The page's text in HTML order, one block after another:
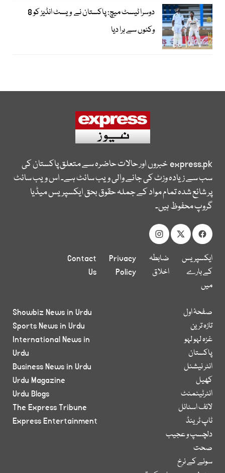
دوسرا ٹیسٹ میچ: پاکستان نے ویسٹ انڈیز کو 8
وکٹوں سے ہرا دیا
express.pkخبروں اور حالات حاضرہ سے متعلق پاکستان کی
سب سے زیادہ وزٹ کی جانے والی ویب سائٹ ہے۔ اس ویب سائٹ
پر شائع شدہ تمام مواد کے جملہ حقوق بحق ایکسپریس میڈیا
گروپ محفوظ ہیں۔
ایکسپریس
کے بارے
میں
ضابطہ
اخلاق
Privacy
Policy
Contact
Us
صفحۂ اول
تازہ ترین
غزہ لہو لہو
پاکستان
انٹر نیشنل
کھیل
انٹرٹینمنٹ
لائف اسٹائل
ٹاپ ٹرینڈ
دلچسپ و عجیب
صحت
سونے کے نرخ
Showbiz News in Urdu
Sports News in Urdu
International News in
Urdu
Business News in Urdu
Urdu Magazine
Urdu Blogs
The Express Tribune
Express Entertainment